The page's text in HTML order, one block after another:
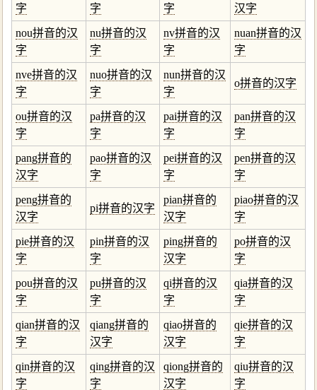
字 字 字 汉字
nou拼音的汉
字
nu拼音的汉
字
nv拼音的汉
字
nuan拼音的汉
字
nve拼音的汉
字
nuo拼音的汉
字
nun拼音的汉
字
o拼音的汉字
ou拼音的汉
字
pa拼音的汉
字
pai拼音的汉
字
pan拼音的汉
字
pang拼音的
汉字
pao拼音的汉
字
pei拼音的汉
字
pen拼音的汉
字
peng拼音的
汉字
pi拼音的汉字
pian拼音的
汉字
piao拼音的汉
字
pie拼音的汉
字
pin拼音的汉
字
ping拼音的
汉字
po拼音的汉
字
pou拼音的汉
字
pu拼音的汉
字
qi拼音的汉
字
qia拼音的汉
字
qian拼音的汉
字
qiang拼音的
汉字
qiao拼音的
汉字
qie拼音的汉
字
qin拼音的汉
字
qing拼音的汉
字
qiong拼音的
汉字
qiu拼音的汉
字